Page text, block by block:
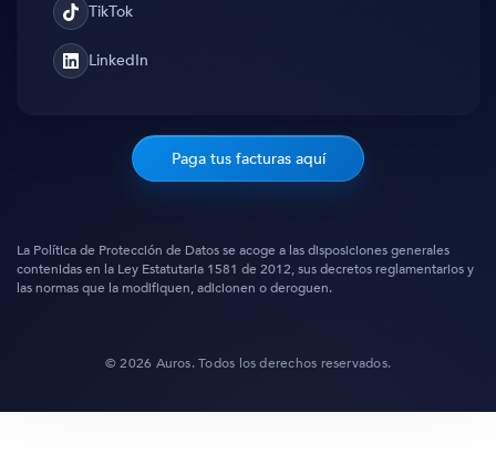
TikTokTikTok
Translation
missing:
LinkedIn
Paga tus facturas aquí
La Política de Protección de Datos se acoge a las disposiciones generales
contenidas en la Ley Estatutaria 1581 de 2012, sus decretos reglamentarios y
las normas que la modifiquen, adicionen o deroguen.
© 2026 Auros. Todos los derechos reservados.